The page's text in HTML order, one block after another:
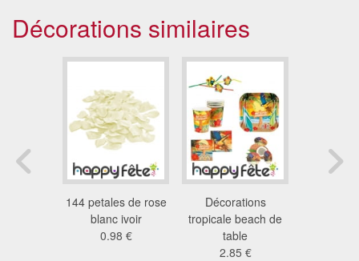
Décorations similaires
144 petales de rose
blanc ivoir
0.98 €
Décorations
tropicale beach de
table
2.85 €